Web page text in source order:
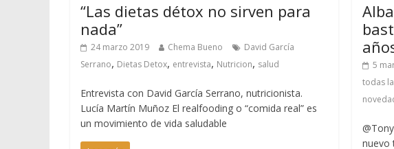
“Las dietas détox no sirven para
nada”
24 marzo 2019 Chema Bueno
David García
Serrano, Dietas Detox, entrevista, Nutricion, salud
Entrevista con David García Serrano, nutricionista.
Lucía Martín Muñoz El realfooding o “comida real” es
un movimiento de vida saludable
5
todas
nuevo